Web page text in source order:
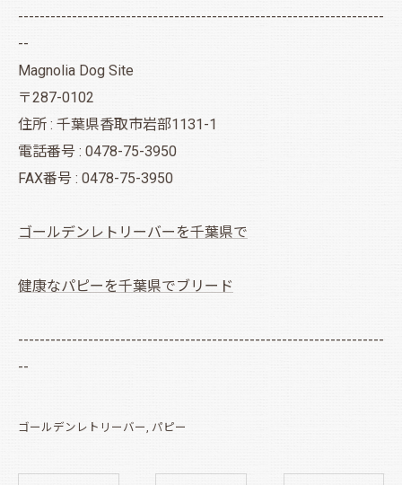
--------------------------------------------------------------------
--
Magnolia Dog Site
〒287-0102
住所 : 千葉県香取市岩部1131-1
電話番号 : 0478-75-3950
FAX番号 : 0478-75-3950
ゴールデンレトリーバーを千葉県で
健康なパピーを千葉県でブリード
--------------------------------------------------------------------
--
ゴールデンレトリーバー パピー